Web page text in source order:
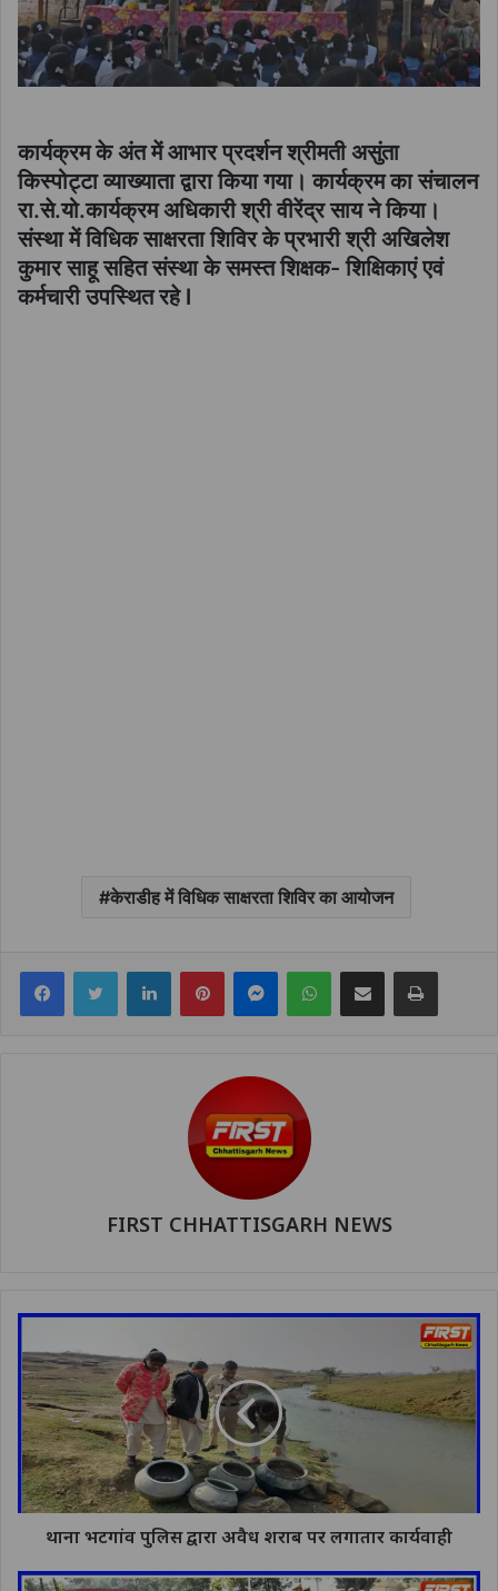
कार्यक्रम के अंत में आभार प्रदर्शन श्रीमती असुंता
किस्पोट्टा व्याख्याता द्वारा किया गया। कार्यक्रम का संचालन
रा.से.यो.कार्यक्रम अधिकारी श्री वीरेंद्र साय ने किया।
संस्था में विधिक साक्षरता शिविर के प्रभारी श्री अखिलेश
कुमार साहू सहित संस्था के समस्त शिक्षक- शिक्षिकाएं एवं
कर्मचारी उपस्थित रहे l
केराडीह में विधिक साक्षरता शिविर का आयोजन
FacebookTwitter LinkedInPinterestMessengerWhatsAppShare via Email Print
FIRST CHHATTISGARH NEWS
थाना भटगांव पुलिस द्वारा अवैध शराब पर लगातार कार्यवाही